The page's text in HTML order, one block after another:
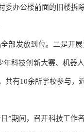
办公楼前面的旧楼拆
部发放到位。二是开
年科技创新大赛、机器
共有10余所学校参与，
”期间，召开科技工